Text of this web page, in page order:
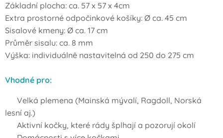
Základní plocha: ca. 57 x 57 x 4cm
Extra prostorné odpočinkové košíky: Ø ca. 45 cm
Sisalové kmeny: Ø ca. 17 cm
Průměr sisalu: ca. 8 mm
Výška: individuálně nastavitelná od 250 do 275 cm
Vhodné pro:
✅ Velká plemena (Mainská mývalí, Ragdoll, Norská
lesní aj.)
✅ Aktivní kočky, které rády šplhají a pozorují okolí